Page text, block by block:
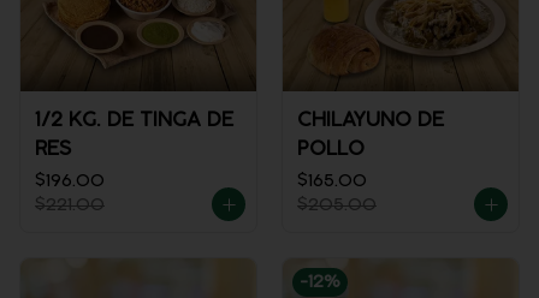
1/2 KG. DE TINGA DE
RES
$196.00
$221.00
CHILAYUNO DE
POLLO
$165.00
$205.00
-12%